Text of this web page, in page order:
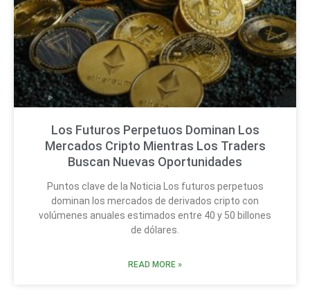
Los Futuros Perpetuos Dominan Los
Mercados Cripto Mientras Los Traders
Buscan Nuevas Oportunidades
Puntos clave de la Noticia Los futuros perpetuos
dominan los mercados de derivados cripto con
volúmenes anuales estimados entre 40 y 50 billones
de dólares.
READ MORE »